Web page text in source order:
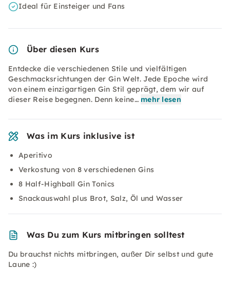
Ideal für Einsteiger und Fans
Über diesen Kurs
Entdecke die verschiedenen Stile und vielfältigen
Geschmacksrichtungen der Gin Welt. Jede Epoche wird
von einem einzigartigen Gin Stil geprägt, dem wir auf
dieser Reise begegnen. Denn keine… mehr lesen
Was im Kurs inklusive ist
Aperitivo
Verkostung von 8 verschiedenen Gins
8 Half-Highball Gin Tonics
Snackauswahl plus Brot, Salz, Öl und Wasser
Was Du zum Kurs mitbringen solltest
Du brauchst nichts mitbringen, außer Dir selbst und gute
Laune :)